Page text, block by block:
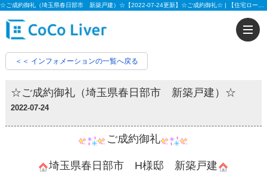
＜＜ インフォメーションの一覧へ戻る
☆ご成約御礼（埼玉県春日部市 新築戸建）☆
2022-07-24
ご成約御礼
埼玉県春日部市 H​​​​​​様邸 新築戸建